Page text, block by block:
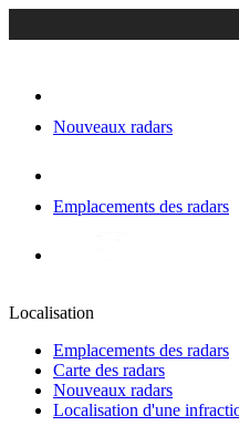
Nouveaux radars
Emplacements des radars
Localisation
Emplacements des radars
Carte des radars
Nouveaux radars
Localisation d'une